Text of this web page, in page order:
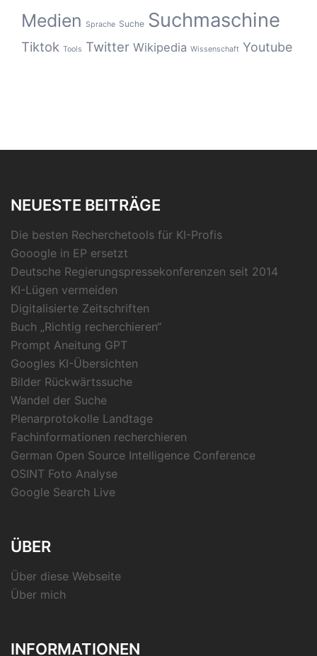
Medien Sprache Suche Suchmaschine
Tiktok Tools Twitter Wikipedia Wissenschaft Youtube
NEUESTE BEITRÄGE
Die besten Recherchetools für KI-Profis
Gooogle in EP ersetzt
Deutsche Regierungspressekonferenzen seit 2014
KI-Lügen vermeiden
Digitalisierte Zeitschriften
Buch „Richtig recherchieren“
Prompt Aneitung GPT
Googles KI-Übersichten
Bilder Rückwärtssuche
Wandel der Suche
Plenarprotokolle Landtage
Fachinformationen recherchieren
German Open Source Intelligence Conference
OSINT Foto Analyse
Google Search Live
ÜBER
Über diese Webseite
Über mich
INFORMATIONEN